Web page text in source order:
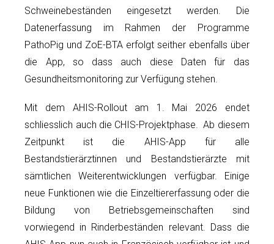
Schweinebeständen eingesetzt werden. Die
Datenerfassung im Rahmen der Programme
PathoPig und ZoE-BTA erfolgt seither ebenfalls über
die App, so dass auch diese Daten für das
Gesundheitsmonitoring zur Verfügung stehen.
Mit dem AHIS-Rollout am 1. Mai 2026 endet
schliesslich auch die CHIS-Projektphase. Ab diesem
Zeitpunkt ist die AHIS-App für alle
Bestandstierärztinnen und Bestandstierärzte mit
sämtlichen Weiterentwicklungen verfügbar. Einige
neue Funktionen wie die Einzeltiererfassung oder die
Bildung von Betriebsgemeinschaften sind
vorwiegend in Rinderbeständen relevant. Dass die